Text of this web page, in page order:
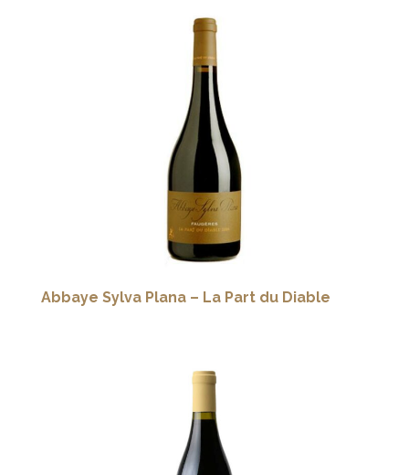
Abbaye Sylva Plana – La Part du Diable